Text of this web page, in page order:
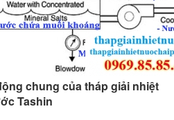
chung của tháp giải nhiệt
Tashin